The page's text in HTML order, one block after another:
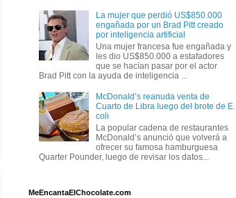
La mujer que perdió US$850.000
engañada por un Brad Pitt creado
por inteligencia artificial
Una mujer francesa fue engañada y
les dio US$850.000 a estafadores
que se hacían pasar por el actor
Brad Pitt con la ayuda de inteligencia ...
McDonald’s reanuda venta de
Cuarto de Libra luego del brote de E.
coli
La popular cadena de restaurantes
McDonald’s anunció que volverá a
ofrecer su famosa hamburguesa
Quarter Pounder, luego de revisar los datos...
MeEncantaElChocolate.com